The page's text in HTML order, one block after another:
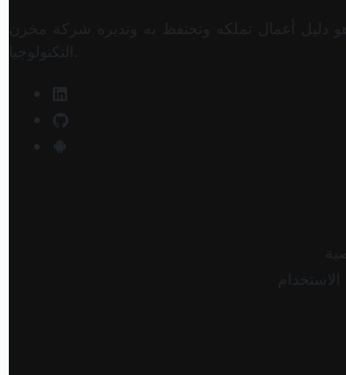
دليل أعمال تملكه وتحتفظ به وتديره
شركة مخزن
التكنولوجيا